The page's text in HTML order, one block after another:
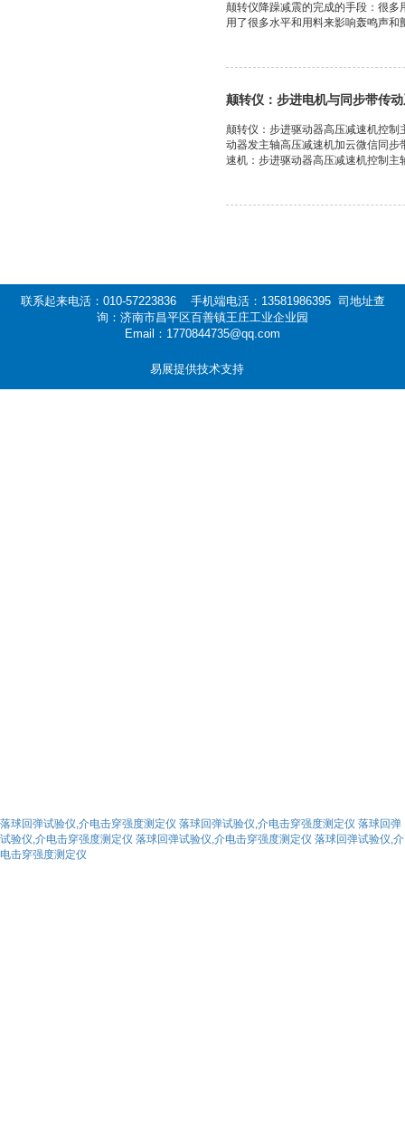
颠转仪降躁减震的完成的手段：很
用了很多水平和用料来影响轰鸣声
颠转仪：步进电机与同步带传
颠转仪：步进驱动器高压减速机控
动器发主轴高压减速机加云微信同
速机：步进驱动器高压减速机控制
联系起来电活：010-57223836 手机端电活：13581986395 司地址查
询：济南市昌平区百善镇王庄工业企业园
Email：1770844735@qq.com
易展提供技术支持
落球回弹试验仪,介电击穿强度测定仪 落球回弹试验仪,介电击穿强度测定仪 落球回弹
试验仪,介电击穿强度测定仪 落球回弹试验仪,介电击穿强度测定仪 落球回弹试验仪,介
电击穿强度测定仪